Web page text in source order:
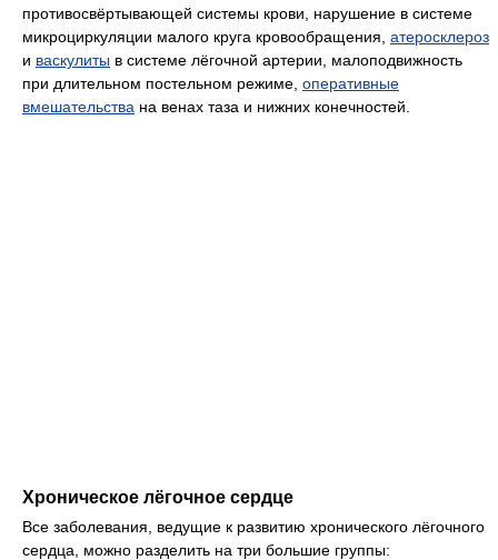
противосвёртывающей системы крови, нарушение в системе
микроциркуляции малого круга кровообращения, атеросклероз
и васкулиты в системе лёгочной артерии, малоподвижность
при длительном постельном режиме, оперативные
вмешательства на венах таза и нижних конечностей.
Хроническое лёгочное сердце
Все заболевания, ведущие к развитию хронического лёгочного
сердца, можно разделить на три большие группы: